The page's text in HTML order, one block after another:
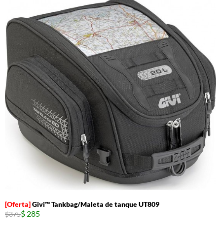
Givi™ Tankbag/Maleta de tanque UT809
$375$ 285